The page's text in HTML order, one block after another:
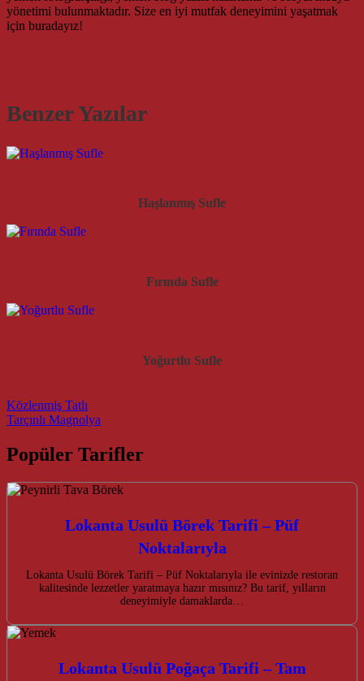
yönetimi bulunmaktadır. Size en iyi mutfak deneyimini yaşatmak
için buradayız!
Benzer Yazılar
Haşlanmış Sufle
Fırında Sufle
Yoğurtlu Sufle
Post navigation
Közlenmiş Tatlı
Tarçınlı Magnolya
Popüler Tarifler
Lokanta Usulü Börek Tarifi – Püf
Noktalarıyla
Lokanta Usulü Börek Tarifi – Püf Noktalarıyla ile evinizde restoran
kalitesinde lezzetler yaratmaya hazır mısınız? Bu tarif, yılların
deneyimiyle damaklarda…
Lokanta Usulü Poğaça Tarifi – Tam